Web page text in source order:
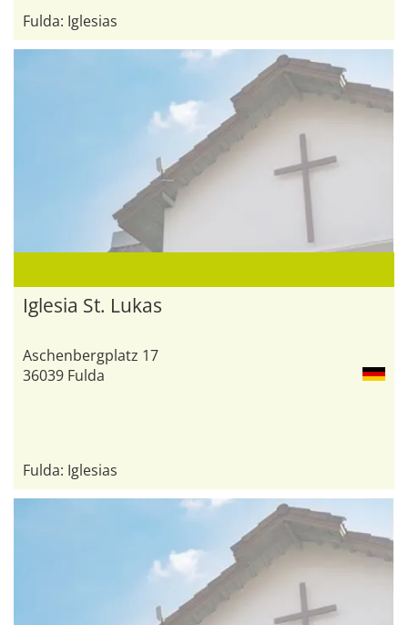
Fulda: Iglesias
Iglesia St. Lukas
Aschenbergplatz 17
36039 Fulda
Fulda: Iglesias